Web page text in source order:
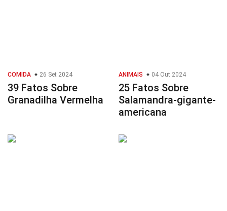
COMIDA 26 Set 2024
39 Fatos Sobre
Granadilha Vermelha
ANIMAIS 04 Out 2024
25 Fatos Sobre
Salamandra-gigante-
americana